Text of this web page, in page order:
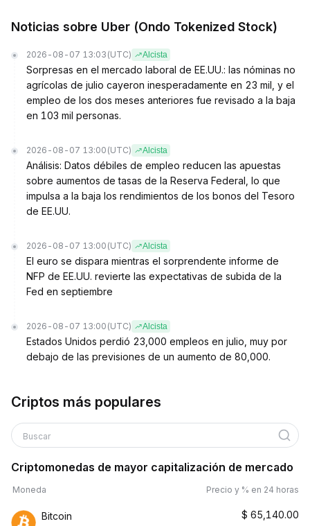
Noticias sobre Uber (Ondo Tokenized Stock)
2026-08-07 13:03 (UTC) Alcista
Sorpresas en el mercado laboral de EE.UU.: las nóminas no
agrícolas de julio cayeron inesperadamente en 23 mil, y el
empleo de los dos meses anteriores fue revisado a la baja
en 103 mil personas.
2026-08-07 13:00 (UTC) Alcista
Análisis: Datos débiles de empleo reducen las apuestas
sobre aumentos de tasas de la Reserva Federal, lo que
impulsa a la baja los rendimientos de los bonos del Tesoro
de EE.UU.
2026-08-07 13:00 (UTC) Alcista
El euro se dispara mientras el sorprendente informe de
NFP de EE.UU. revierte las expectativas de subida de la
Fed en septiembre
2026-08-07 13:00 (UTC) Alcista
Estados Unidos perdió 23,000 empleos en julio, muy por
debajo de las previsiones de un aumento de 80,000.
Criptos más populares
Buscar
Criptomonedas de mayor capitalización de mercado
Moneda Precio y % en 24 horas
Bitcoin $ 65,140.00